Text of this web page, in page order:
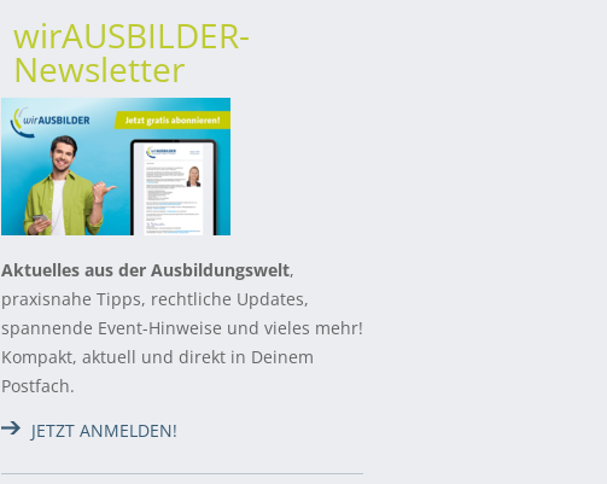
wirAUSBILDER-
Newsletter
Aktuelles aus der Ausbildungswelt,
praxisnahe Tipps, rechtliche Updates,
spannende Event-Hinweise und vieles mehr!
Kompakt, aktuell und direkt in Deinem
Postfach.
JETZT ANMELDEN!